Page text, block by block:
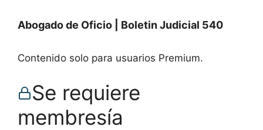
Abogado de Oficio | Boletin Judicial 540
Contenido solo para usuarios Premium.
Se requiere
membresía